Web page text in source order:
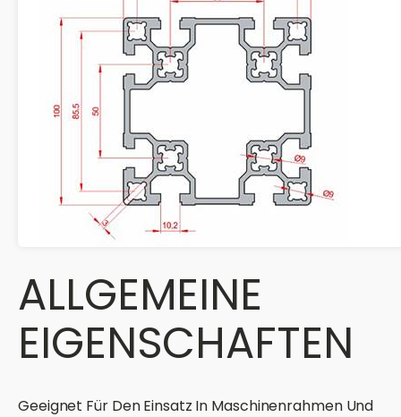
ALLGEMEINE
EIGENSCHAFTEN
Geeignet Für Den Einsatz In Maschinenrahmen Und